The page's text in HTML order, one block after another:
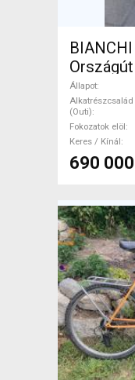
Di2
Állapot
Alkatrészcsalád
(Outi)
Fokozatok elöl
Keres / Kínál
690